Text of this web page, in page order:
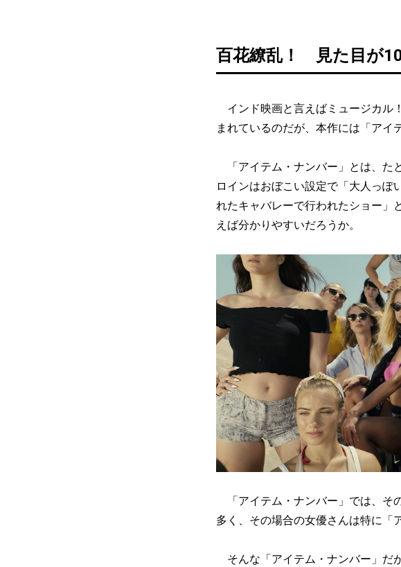
百花繚乱！ 見た目が
インド映画と言えばミュージカル
まれているのだが、本作には「アイ
「アイテム・ナンバー」とは、た
ロインはおぼこい設定で「大人っ
れたキャバレーで行われたショー」
えば分かりやすいだろうか。
「アイテム・ナンバー」では、そ
多く、その場合の女優さんは特に「
そんな「アイテム・ナンバー」だ